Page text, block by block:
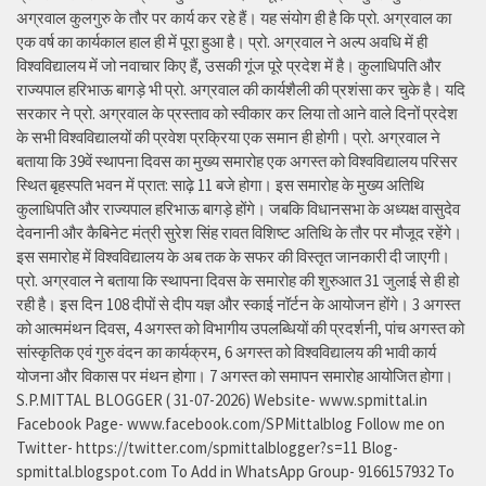
अग्रवाल कुलगुरु के तौर पर कार्य कर रहे हैं। यह संयोग ही है कि प्रो. अग्रवाल का
एक वर्ष का कार्यकाल हाल ही में पूरा हुआ है। प्रो. अग्रवाल ने अल्प अवधि में ही
विश्वविद्यालय में जो नवाचार किए हैं, उसकी गूंज पूरे प्रदेश में है। कुलाधिपति और
राज्यपाल हरिभाऊ बागड़े भी प्रो. अग्रवाल की कार्यशैली की प्रशंसा कर चुके है। यदि
सरकार ने प्रो. अग्रवाल के प्रस्ताव को स्वीकार कर लिया तो आने वाले दिनों प्रदेश
के सभी विश्वविद्यालयों की प्रवेश प्रक्रिया एक समान ही होगी। प्रो. अग्रवाल ने
बताया कि 39वें स्थापना दिवस का मुख्य समारोह एक अगस्त को विश्वविद्यालय परिसर
स्थित बृहस्पति भवन में प्रात: साढ़े 11 बजे होगा। इस समारोह के मुख्य अतिथि
कुलाधिपति और राज्यपाल हरिभाऊ बागड़े होंगे। जबकि विधानसभा के अध्यक्ष वासुदेव
देवनानी और कैबिनेट मंत्री सुरेश सिंह रावत विशिष्ट अतिथि के तौर पर मौजूद रहेंगे।
इस समारोह में विश्वविद्यालय के अब तक के सफर की विस्तृत जानकारी दी जाएगी।
प्रो. अग्रवाल ने बताया कि स्थापना दिवस के समारोह की शुरुआत 31 जुलाई से ही हो
रही है। इस दिन 108 दीपों से दीप यज्ञ और स्काई नॉर्टन के आयोजन होंगे। 3 अगस्त
को आत्ममंथन दिवस, 4 अगस्त को विभागीय उपलब्धियों की प्रदर्शनी, पांच अगस्त को
सांस्कृतिक एवं गुरु वंदन का कार्यक्रम, 6 अगस्त को विश्वविद्यालय की भावी कार्य
योजना और विकास पर मंथन होगा। 7 अगस्त को समापन समारोह आयोजित होगा।
S.P.MITTAL BLOGGER ( 31-07-2026) Website- www.spmittal.in
Facebook Page- www.facebook.com/SPMittalblog Follow me on
Twitter- https://twitter.com/spmittalblogger?s=11 Blog-
spmittal.blogspot.com To Add in WhatsApp Group- 9166157932 To